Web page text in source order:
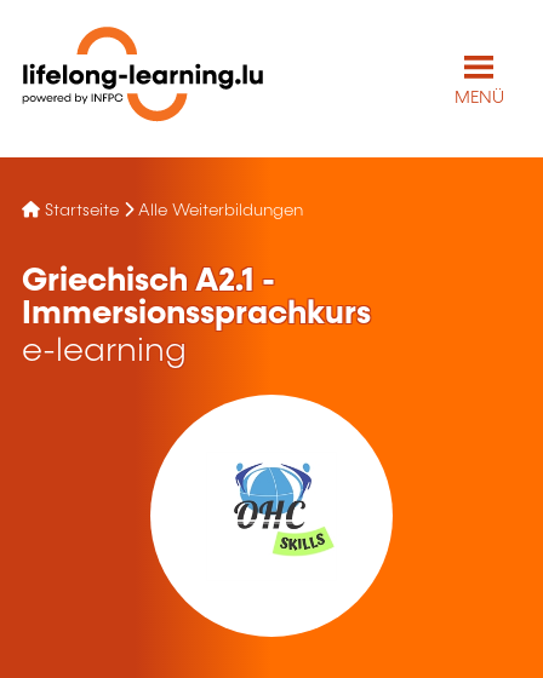
MENÜ
Startseite Alle Weiterbildungen
Griechisch A2.1 -
Immersionssprachkurs
e-learning